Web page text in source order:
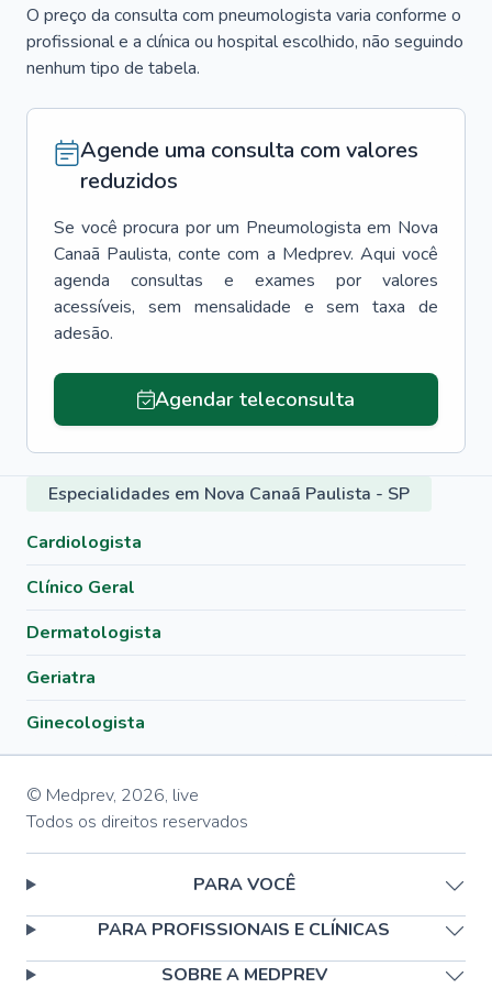
O preço da consulta com pneumologista varia conforme o
profissional e a clínica ou hospital escolhido, não seguindo
nenhum tipo de tabela.
Agende uma consulta com valores
reduzidos
Se você procura por um Pneumologista em Nova
Canaã Paulista, conte com a Medprev. Aqui você
agenda consultas e exames por valores
acessíveis, sem mensalidade e sem taxa de
adesão.
Agendar teleconsulta
Especialidades em Nova Canaã Paulista - SP
Cardiologista
Clínico Geral
Dermatologista
Geriatra
Ginecologista
© Medprev, 2026, live
Todos os direitos reservados
PARA VOCÊ
PARA PROFISSIONAIS E CLÍNICAS
SOBRE A MEDPREV